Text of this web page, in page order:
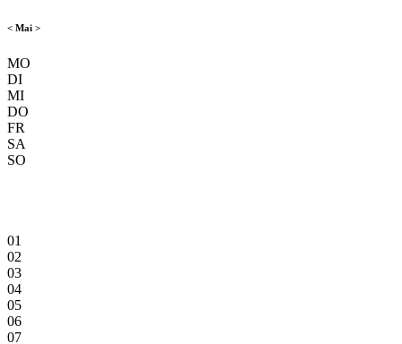
< Mai >
MO
DI
MI
DO
FR
SA
SO
01
02
03
04
05
06
07